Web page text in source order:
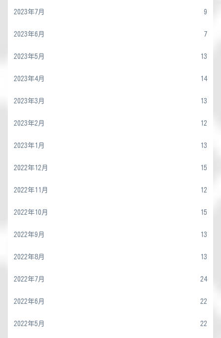
2023年7月 9
2023年6月 7
2023年5月 13
2023年4月 14
2023年3月 13
2023年2月 12
2023年1月 13
2022年12月 15
2022年11月 12
2022年10月 15
2022年9月 13
2022年8月 13
2022年7月 24
2022年6月 22
2022年5月 22